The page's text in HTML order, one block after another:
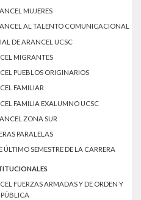
MUJERES
AL TALENTO COMUNICACIONAL
DE ARANCEL UCSC
MIGRANTES
PUEBLOS ORIGINARIOS
FAMILIAR
FAMILIA EXALUMNO UCSC
ZONA SUR
PARALELAS
ÚLTIMO SEMESTRE DE LA CARRERA
FUERZAS ARMADAS Y DE ORDEN Y